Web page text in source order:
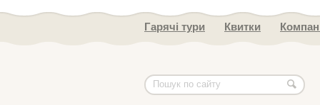
Гарячі тури Квитки